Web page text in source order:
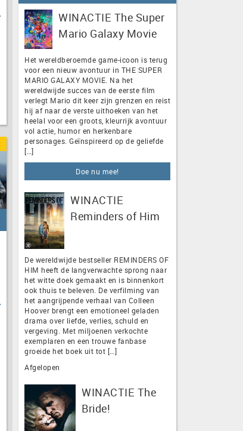
WINACTIE The Super
Mario Galaxy Movie
Het wereldberoemde game-icoon is terug
voor een nieuw avontuur in THE SUPER
MARIO GALAXY MOVIE. Na het
wereldwijde succes van de eerste film
verlegt Mario dit keer zijn grenzen en reist
hij af naar de verste uithoeken van het
heelal voor een groots, kleurrijk avontuur
vol actie, humor en herkenbare
personages. Geïnspireerd op de geliefde
[…]
Doe nu mee!
WINACTIE
Reminders of Him
De wereldwijde bestseller REMINDERS OF
HIM heeft de langverwachte sprong naar
het witte doek gemaakt en is binnenkort
ook thuis te beleven. De verfilming van
het aangrijpende verhaal van Colleen
Hoover brengt een emotioneel geladen
drama over liefde, verlies, schuld en
vergeving. Met miljoenen verkochte
exemplaren en een trouwe fanbase
groeide het boek uit tot […]
Afgelopen
WINACTIE The
Bride!